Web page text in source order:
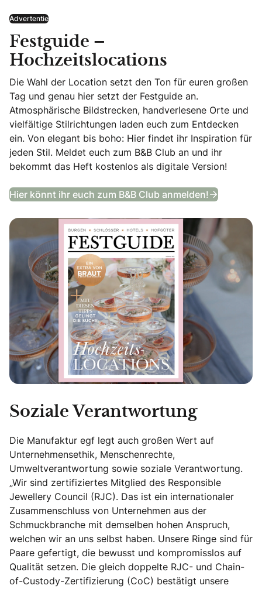
Advertentie
Festguide –
Hochzeitslocations
Die Wahl der Location setzt den Ton für euren großen
Tag und genau hier setzt der Festguide an.
Atmosphärische Bildstrecken, handverlesene Orte und
vielfältige Stilrichtungen laden euch zum Entdecken
ein. Von elegant bis boho: Hier findet ihr Inspiration für
jeden Stil. Meldet euch zum B&B Club an und ihr
bekommt das Heft kostenlos als digitale Version!
Hier könnt ihr euch zum B&B Club anmelden!
Soziale Verantwortung
Die Manufaktur egf legt auch großen Wert auf
Unternehmensethik, Menschenrechte,
Umweltverantwortung sowie soziale Verantwortung.
„Wir sind zertifiziertes Mitglied des Responsible
Jewellery Council (RJC). Das ist ein internationaler
Zusammenschluss von Unternehmen aus der
Schmuckbranche mit demselben hohen Anspruch,
welchen wir an uns selbst haben. Unsere Ringe sind für
Paare gefertigt, die bewusst und kompromisslos auf
Qualität setzen. Die gleich doppelte RJC- und Chain-
of-Custody-Zertifizierung (CoC) bestätigt unsere